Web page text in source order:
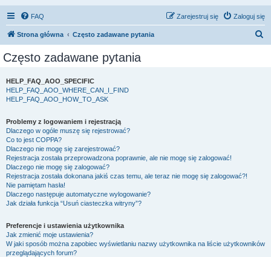
FAQ Zaloguj się
Zarejestruj się
Strona główna Często zadawane pytania
Często zadawane pytania
HELP_FAQ_AOO_SPECIFIC
HELP_FAQ_AOO_WHERE_CAN_I_FIND
HELP_FAQ_AOO_HOW_TO_ASK
Problemy z logowaniem i rejestracją
Dlaczego w ogóle muszę się rejestrować?
Co to jest COPPA?
Dlaczego nie mogę się zarejestrować?
Rejestracja została przeprowadzona poprawnie, ale nie mogę się zalogować!
Dlaczego nie mogę się zalogować?
Rejestracja została dokonana jakiś czas temu, ale teraz nie mogę się zalogować?!
Nie pamiętam hasła!
Dlaczego następuje automatyczne wylogowanie?
Jak działa funkcja “Usuń ciasteczka witryny”?
Preferencje i ustawienia użytkownika
Jak zmienić moje ustawienia?
W jaki sposób można zapobiec wyświetlaniu nazwy użytkownika na liście użytkowników
przeglądających forum?